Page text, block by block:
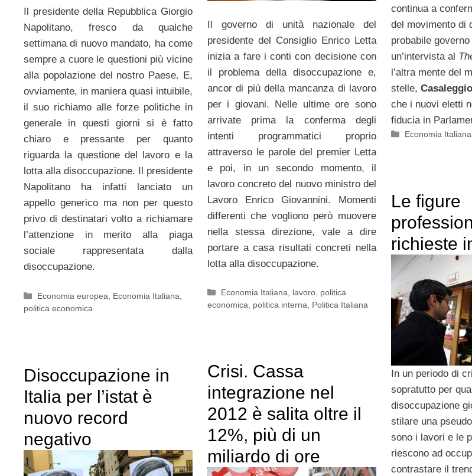
Il presidente della Repubblica Giorgio
Napolitano, fresco da qualche
settimana di nuovo mandato, ha come
sempre a cuore le questioni più vicine
alla popolazione del nostro Paese. E,
ovviamente, in maniera quasi intuibile,
il suo richiamo alle forze politiche in
generale in questi giorni si è fatto
chiaro e pressante per quanto
riguarda la questione del lavoro e la
lotta alla disoccupazione. Il presidente
Napolitano ha infatti lanciato un
appello generico ma non per questo
privo di destinatari volto a richiamare
l’attenzione in merito alla piaga
sociale rappresentata dalla
disoccupazione.
Categorie
Economia europea Economia Italiana
politica economica
Il governo di unità nazionale del
presidente del Consiglio Enrico Letta
inizia a fare i conti con decisione con
il problema della disoccupazione e,
ancor di più della mancanza di lavoro
per i giovani. Nelle ultime ore sono
arrivate prima la conferma degli
intenti programmatici proprio
attraverso le parole del premier Letta
e poi, in un secondo momento, il
lavoro concreto del nuovo ministro del
Lavoro Enrico Giovannini. Momenti
differenti che vogliono però muovere
nella stessa direzione, vale a dire
portare a casa risultati concreti nella
lotta alla disoccupazione.
Categorie
Economia Italiana lavoro politica
economica
politica interna Politica Italiana
continua a
del movimento di
probabile governo
un’intervista al
l’altra mente del
stelle, Casaleggio
che i nuovi eletti
fiducia in
Categorie
Economia Italiana
Le figure
richieste
In un periodo di
sopratutto per
disoccupazione
stilare una
sono i lavori e le
riescono ad
contrastare il
Crisi. Cassa
integrazione nel
2012 è salita oltre il
12%, più di un
miliardo di ore
Disoccupazione in
Italia per l’istat è
nuovo record
negativo